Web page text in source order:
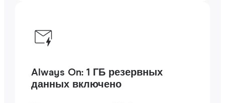
Always On: 1 ГБ резервных
данных включено